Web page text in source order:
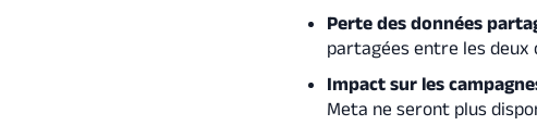
Perte des données
partagées entre les deux
Impact sur les
Meta ne seront plus